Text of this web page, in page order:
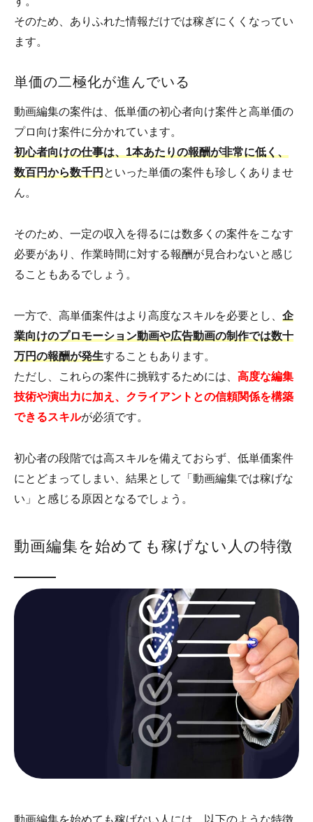
そのため、ありふれた情報だけでは稼ぎにくくなってい
ます。
単価の二極化が進んでいる
動画編集の案件は、低単価の初心者向け案件と高単価の
プロ向け案件に分かれています。
初心者向けの仕事は、1本あたりの報酬が非常に低く、
数百円から数千円 といった単価の案件も珍しくありませ
ん。
そのため、一定の収入を得るには数多くの案件をこなす
必要があり、作業時間に対する報酬が見合わないと感じ
ることもあるでしょう。
一方で、高単価案件はより高度なスキルを必要とし、 企
業向けのプロモーション動画や広告動画の制作では数十
万円の報酬が発生することもあります。
ただし、これらの案件に挑戦するためには、 高度な編集
技術や演出力に加え、クライアントとの信頼関係を構築
できるスキルが必須です。
初心者の段階では高スキルを備えておらず、低単価案件
にとどまってしまい、結果として「動画編集では稼げな
い」と感じる原因となるでしょう。
動画編集を始めても稼げない人の特徴
動画編集を始めても稼げない人には、以下のような特徴